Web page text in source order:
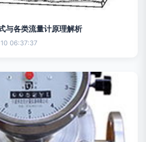
与各类流量计原理解析
06:37:37